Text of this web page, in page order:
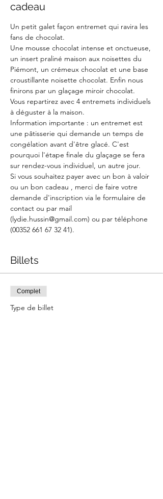
cadeau
Un petit galet façon entremet qui ravira les
fans de chocolat.
Une mousse chocolat intense et onctueuse,
un insert praliné maison aux noisettes du
Piémont, un crémeux chocolat et une base
croustillante noisette chocolat. Enfin nous
finirons par un glaçage miroir chocolat.
Vous repartirez avec 4 entremets individuels
à déguster à la maison.
Information importante : un entremet est
une pâtisserie qui demande un temps de
congélation avant d'être glacé. C'est
pourquoi l'étape finale du glaçage se fera
sur rendez-vous individuel, un autre jour.
Si vous souhaitez payer avec un bon à valoir
ou un bon cadeau , merci de faire votre
demande d'inscription via le formulaire de
contact ou par mail
(lydie.hussin@gmail.com) ou par téléphone
(00352 661 67 32 41).
Billets
Complet
Type de billet